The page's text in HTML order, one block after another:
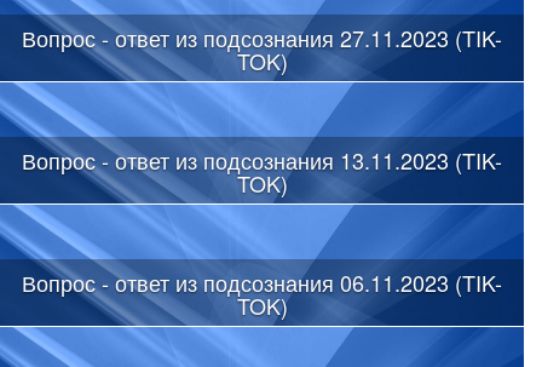
Вопрос - ответ из подсознания 27.11.2023 (TIK-
TOK)
Вопрос - ответ из подсознания 13.11.2023 (TIK-
TOK)
Вопрос - ответ из подсознания 06.11.2023 (TIK-
TOK)